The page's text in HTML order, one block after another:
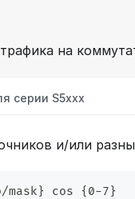
на
cерии S5xxx
и/или
cos {0-7}